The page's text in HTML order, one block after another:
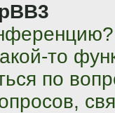
то
по